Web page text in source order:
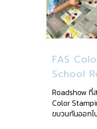
FAS
School
Roadshow ที่
Color
ขบวนกันออกไ